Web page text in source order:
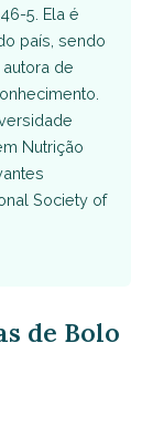
5. Ela é
país, sendo
de
Nutrição
Society of
de Bolo